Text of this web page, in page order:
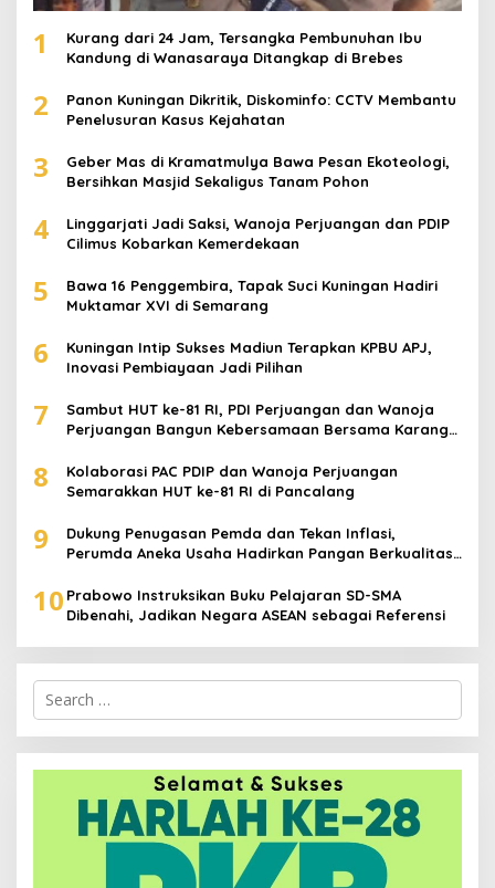
1
Kurang dari 24 Jam, Tersangka Pembunuhan Ibu
Kandung di Wanasaraya Ditangkap di Brebes
2
Panon Kuningan Dikritik, Diskominfo: CCTV Membantu
Penelusuran Kasus Kejahatan
3
Geber Mas di Kramatmulya Bawa Pesan Ekoteologi,
Bersihkan Masjid Sekaligus Tanam Pohon
4
Linggarjati Jadi Saksi, Wanoja Perjuangan dan PDIP
Cilimus Kobarkan Kemerdekaan
5
Bawa 16 Penggembira, Tapak Suci Kuningan Hadiri
Muktamar XVI di Semarang
6
Kuningan Intip Sukses Madiun Terapkan KPBU APJ,
Inovasi Pembiayaan Jadi Pilihan
7
Sambut HUT ke-81 RI, PDI Perjuangan dan Wanoja
Perjuangan Bangun Kebersamaan Bersama Karang
8
Kolaborasi PAC PDIP dan Wanoja Perjuangan
Semarakkan HUT ke-81 RI di Pancalang
9
Dukung Penugasan Pemda dan Tekan Inflasi,
Perumda Aneka Usaha Hadirkan Pangan Berkualitas
10 Prabowo Instruksikan Buku Pelajaran SD-SMA
Dibenahi, Jadikan Negara ASEAN sebagai Referensi
Search
for: